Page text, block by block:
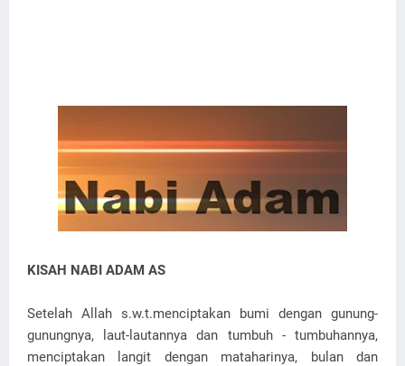
KISAH NABI ADAM AS
Setelah Allah s.w.t.menciptakan bumi dengan gunung-
gunungnya, laut-lautannya dan tumbuh - tumbuhannya,
menciptakan langit dengan mataharinya, bulan dan